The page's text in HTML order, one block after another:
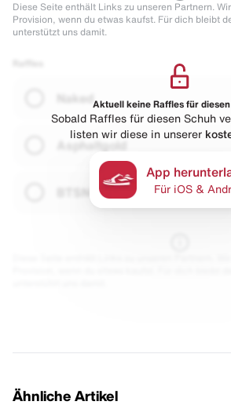
Diese Seite enthält Links zu unseren Partnern.
Provision, wenn du etwas kaufst. Für dich bleibt
unterstützt uns damit.
Naked
Asphaltgold
Aktuell keine Raffles für diesen
Sobald Raffles für diesen Schuh
listen wir diese in unserer
App
Für iOS &
Ähnliche Artikel